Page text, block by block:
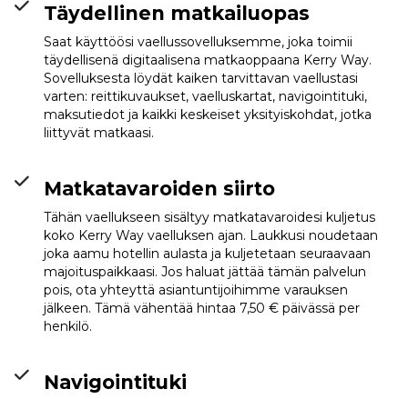
Täydellinen matkailuopas
Saat käyttöösi vaellussovelluksemme, joka toimii
täydellisenä digitaalisena matkaoppaana Kerry Way.
Sovelluksesta löydät kaiken tarvittavan vaellustasi
varten: reittikuvaukset, vaelluskartat, navigointituki,
maksutiedot ja kaikki keskeiset yksityiskohdat, jotka
liittyvät matkaasi.
Matkatavaroiden siirto
Tähän vaellukseen sisältyy matkatavaroidesi kuljetus
koko Kerry Way vaelluksen ajan. Laukkusi noudetaan
joka aamu hotellin aulasta ja kuljetetaan seuraavaan
majoituspaikkaasi. Jos haluat jättää tämän palvelun
pois, ota yhteyttä asiantuntijoihimme varauksen
jälkeen. Tämä vähentää hintaa 7,50 € päivässä per
henkilö.
Navigointituki